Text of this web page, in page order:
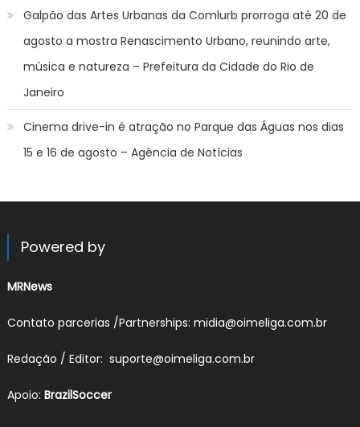
Galpão das Artes Urbanas da Comlurb prorroga até 20 de
agosto a mostra Renascimento Urbano, reunindo arte,
música e natureza – Prefeitura da Cidade do Rio de
Janeiro
Cinema drive-in é atração no Parque das Águas nos dias
15 e 16 de agosto – Agência de Notícias
Powered by
MRNews
Contato parcerias /Partnerships: midia@oimeliga.com.br
Redação / Editor: suporte@oimeliga.com.br
Apoio: BrazilSoccer